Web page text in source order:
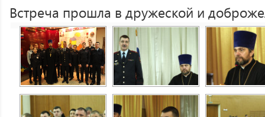
Встреча прошла в дружеской и